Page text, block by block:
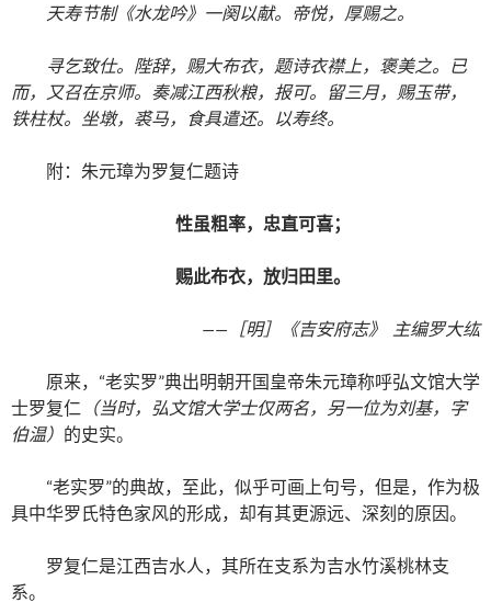
天寿节制《水龙吟》一阕以献。帝悦，厚赐之。
寻乞致仕。陛辞，赐大布衣，题诗衣襟上，褒美之。已
而，又召在京师。奏减江西秋粮，报可。留三月，赐玉带，
铁柱杖。坐墩，裘马，食具遣还。以寿终。
附：朱元璋为罗复仁题诗
性虽粗率，忠直可喜；
赐此布衣，放归田里。
——［明］《吉安府志》 主编罗大纮
原来，“老实罗”典出明朝开国皇帝朱元璋称呼弘文馆大学
士罗复仁 （当时，弘文馆大学士仅两名，另一位为刘基，字
伯温） 的史实。
“老实罗”的典故，至此，似乎可画上句号，但是，作为极
具中华罗氏特色家风的形成，却有其更源远、深刻的原因。
罗复仁是江西吉水人，其所在支系为吉水竹溪桃林支
系。